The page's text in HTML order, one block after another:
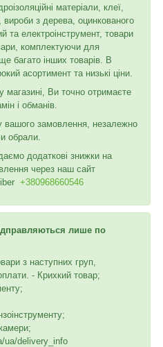
матеріали, клеї,
з дерева, оцинкованого
та електроінструмент, товари
комплектуючи для
багато інших товарів. В
асортимент та низькі ціни.
Ви точно отримаєте
і обманів.
вашого замовлення, незалежно
обрали.
додаткові знижки на
через наш сайт
+380968660546
лише по
з наступних груп,
- Крихкий товар;
ua/delivery_info